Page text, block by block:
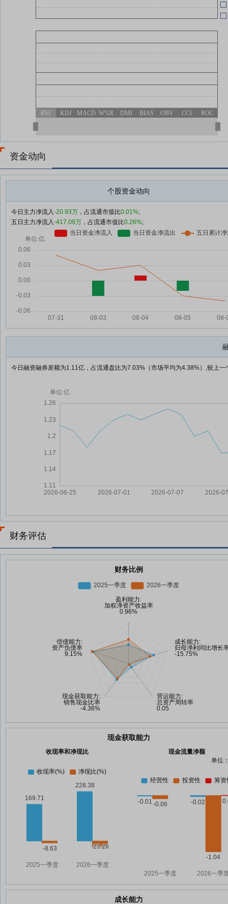
04-29
RSI KDJ MACD W%R DMI BIAS OBV CCI ROC
资金动向
个股资金动向
今日主力净流入-20.93万 ，占流通市值比0.01%;
五日主力净流入-417.09万 ，占流通市值比0.26%;
今日融资融券差额为1.11亿，占流通盘比为7.03%（市场平均为4.38%）,较上一
财务评估
财务比例
现金获取能力
收现率和净现比
现金流量净额
单位
成长能力